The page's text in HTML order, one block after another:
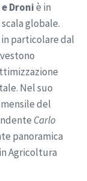
Droniè in
globale.
particolare dal
Nel suo
del
Carlo
panoramica
Agricoltura